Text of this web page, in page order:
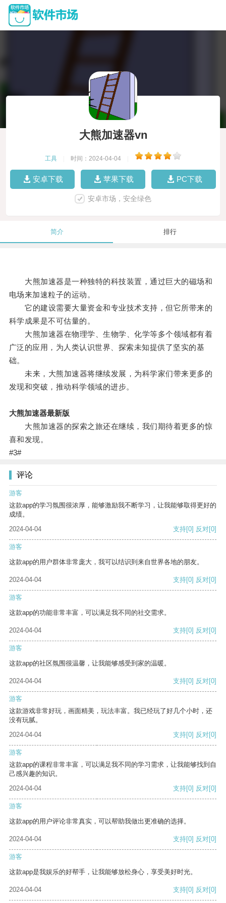
大熊加速器vn
工具 时间：2024-04-04
安卓下载 苹果下载 PC下载
安卓市场，安全绿色
简介 排行
大熊加速器是一种独特的科技装置，通过巨大的磁场和
电场来加速粒子的运动。
它的建设需要大量资金和专业技术支持，但它所带来的
科学成果是不可估量的。
大熊加速器在物理学、生物学、化学等多个领域都有着
广泛的应用，为人类认识世界、探索未知提供了坚实的基
础。
未来，大熊加速器将继续发展，为科学家们带来更多的
发现和突破，推动科学领域的进步。
大熊加速器最新版
大熊加速器的探索之旅还在继续，我们期待着更多的惊
喜和发现。
#3#
评论
游客
这款app的学习氛围很浓厚，能够激励我不断学习，让我能够取得更好的
成绩。
2024-04-04
支持[0] 反对[0]
游客
这款app的用户群体非常庞大，我可以结识到来自世界各地的朋友。
2024-04-04 支持[0] 反对[0]
游客
这款app的功能非常丰富，可以满足我不同的社交需求。
2024-04-04 支持[0] 反对[0]
游客
这款app的社区氛围很温馨，让我能够感受到家的温暖。
2024-04-04 支持[0] 反对[0]
游客
这款游戏非常好玩，画面精美，玩法丰富。我已经玩了好几个小时，还
没有玩腻。
2024-04-04
支持[0] 反对[0]
游客
这款app的课程非常丰富，可以满足我不同的学习需求，让我能够找到自
己感兴趣的知识。
2024-04-04
支持[0] 反对[0]
游客
这款app的用户评论非常真实，可以帮助我做出更准确的选择。
2024-04-04 支持[0] 反对[0]
游客
这款app是我娱乐的好帮手，让我能够放松身心，享受美好时光。
2024-04-04 支持[0] 反对[0]